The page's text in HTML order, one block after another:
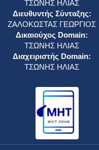
ΤΣΩΝΗΣ ΗΛΙΑΣ
Διευθυντής Σύνταξης:
ΖΑΛΟΚΩΣΤΑΣ ΓΕΩΡΓΙΟΣ
Δικαιούχος Domain:
ΤΣΩΝΗΣ ΗΛΙΑΣ
Διαχειριστής Domain:
ΤΣΩΝΗΣ ΗΛΙΑΣ